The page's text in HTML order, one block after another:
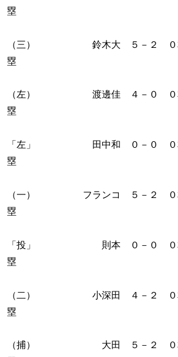
塁
（三） 鈴木大 ５－２ ０
塁
（左） 渡邊佳 ４－０ ０
塁
「左」 田中和 ０－０ ０
塁
（一） フランコ ５－２ ０
塁
「投」 則本 ０－０ ０本
塁
（二） 小深田 ４－２ ０
塁
（捕） 大田 ５－２ ０本